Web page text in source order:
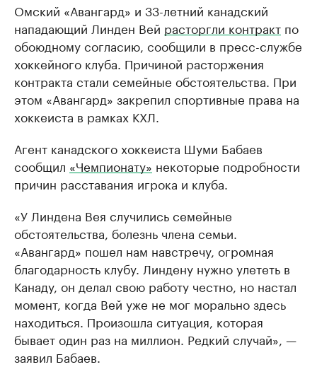
Омский «Авангард» и 33-летний канадский
нападающий Линден Вей расторгли контракт по
обоюдному согласию, сообщили в пресс-службе
хоккейного клуба. Причиной расторжения
контракта стали семейные обстоятельства. При
этом «Авангард» закрепил спортивные права на
хоккеиста в рамках КХЛ.
Агент канадского хоккеиста Шуми Бабаев
сообщил «Чемпионату» некоторые подробности
причин расставания игрока и клуба.
«У Линдена Вея случились семейные
обстоятельства, болезнь члена семьи.
«Авангард» пошел нам навстречу, огромная
благодарность клубу. Линдену нужно улететь в
Канаду, он делал свою работу честно, но настал
момент, когда Вей уже не мог морально здесь
находиться. Произошла ситуация, которая
бывает один раз на миллион. Редкий случай», —
заявил Бабаев.